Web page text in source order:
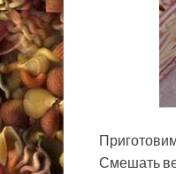
Смешать